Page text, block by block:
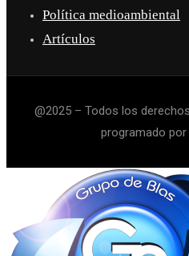
Política medioambiental
Artículos
@2025 – Todos los
programado por